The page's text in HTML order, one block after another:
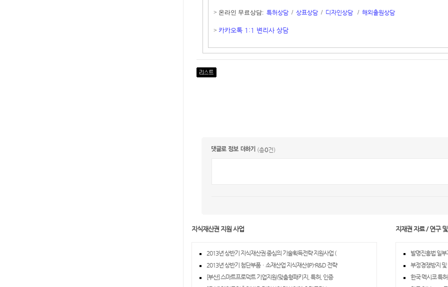
> 온라인 무료상담: 특허상담 / 상표상담 / 디자인상담 / 해외출원상담
> 카카오톡 1:1 변리사 상담
(총0건)
지식재산권 지원 사업
2013년 상반기 지식재산권 중심의 기술획득전략 지원사업 (
2013년 상반기 첨단부품ㆍ소재산업 지식재산(IP)-R&D 전략
[부산] 스마트프로덕트 기업지원(맞춤형패키지, 특허, 인증
지재권 자료 / 연구
발명진흥법 일
부정경쟁방지
한국 멕시코 특